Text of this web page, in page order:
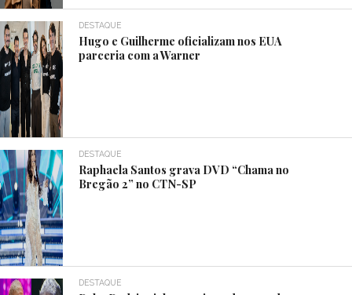
DESTAQUE
Hugo e Guilherme oficializam nos EUA
parceria com a Warner
DESTAQUE
Raphaela Santos grava DVD “Chama no
Bregão 2” no CTN-SP
DESTAQUE